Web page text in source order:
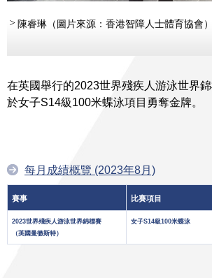
陳睿琳（圖片來源：香港智障人士體育協會）
在英國舉行的2023世界殘疾人游泳世界
於女子S14級100米蝶泳項目勇奪金牌。
每月成績概覽 (2023年8月)
賽事 比賽項目
2023世界殘疾人游泳世界錦標賽
（英國曼徹斯特）
女子S14級100米蝶泳